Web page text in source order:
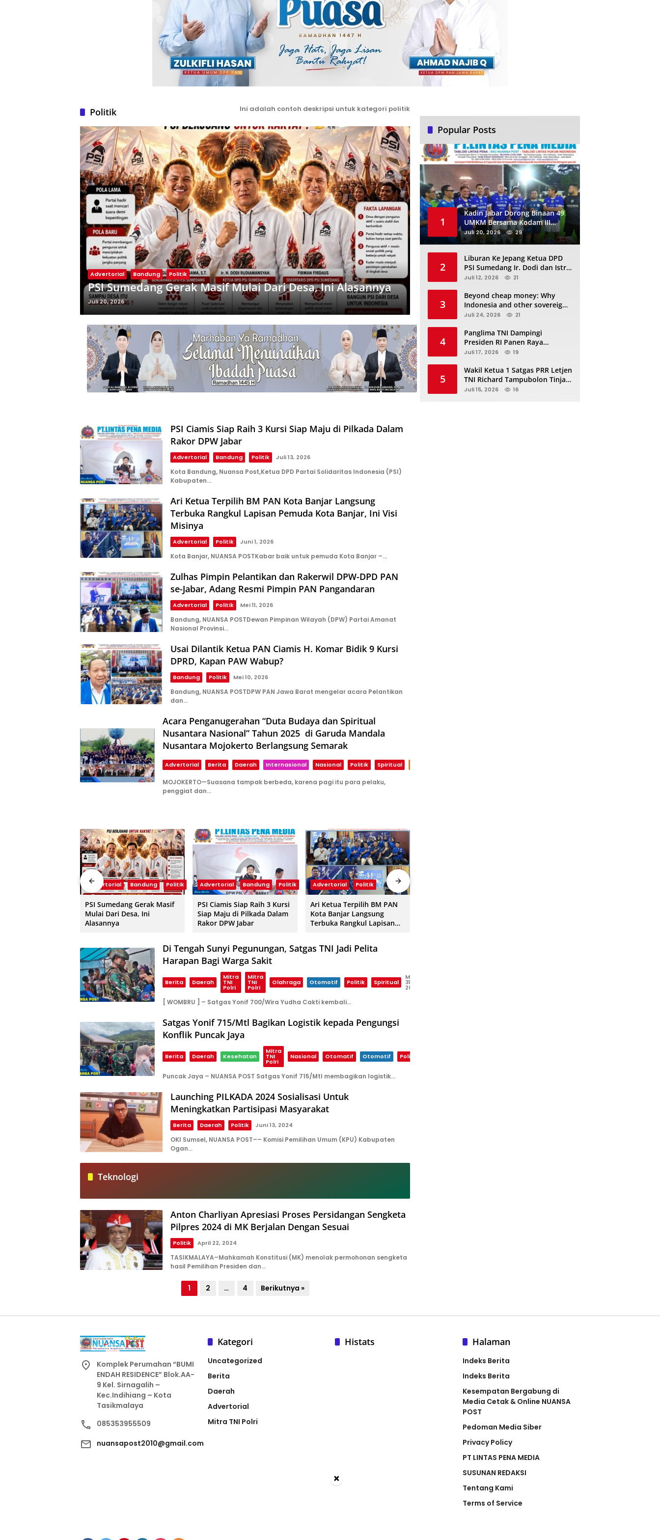
Politik Ini adalah contoh deskripsi untuk kategori politik
Advertorial Bandung Politik
PSI Sumedang Gerak Masif Mulai Dari Desa, Ini Alasannya
Juli 20, 2026
PSI Ciamis Siap Raih 3 Kursi Siap Maju di Pilkada Dalam
Rakor DPW Jabar
Advertorial Bandung Politik Juli 13, 2026
Kota Bandung, Nuansa Post,Ketua DPD Partai Solidaritas Indonesia (PSI)
Kabupaten…
Ari Ketua Terpilih BM PAN Kota Banjar Langsung
Terbuka Rangkul Lapisan Pemuda Kota Banjar, Ini Visi
Misinya
Advertorial Politik Juni 1, 2026
Kota Banjar, NUANSA POSTKabar baik untuk pemuda Kota Banjar –…
Zulhas Pimpin Pelantikan dan Rakerwil DPW-DPD PAN
se-Jabar, Adang Resmi Pimpin PAN Pangandaran
Advertorial Politik Mei 11, 2026
Bandung, NUANSA POSTDewan Pimpinan Wilayah (DPW) Partai Amanat
Nasional Provinsi…
Usai Dilantik Ketua PAN Ciamis H. Komar Bidik 9 Kursi
DPRD, Kapan PAW Wabup?
Bandung Politik Mei 10, 2026
Bandung, NUANSA POSTDPW PAN Jawa Barat mengelar acara Pelantikan
dan…
Acara Penganugerahan “Duta Budaya dan Spiritual
Nusantara Nasional” Tahun 2025 di Garuda Mandala
Nusantara Mojokerto Berlangsung Semarak
Advertorial Berita Daerah Internasional Nasional Politik Spiritual
MOJOKERTO—Suasana tampak berbeda, karena pagi itu para pelaku,
penggiat dan…
Advertorial Bandung Politik
PSI Sumedang Gerak Masif
Mulai Dari Desa, Ini
Alasannya
Advertorial Bandung Politik
PSI Ciamis Siap Raih 3 Kursi
Siap Maju di Pilkada Dalam
Rakor DPW Jabar
Advertorial Politik
Ari Ketua Terpilih BM PAN
Kota Banjar Langsung
Terbuka Rangkul Lapisan
Di Tengah Sunyi Pegunungan, Satgas TNI Jadi Pelita
Harapan Bagi Warga Sakit
Berita Daerah
Mitra
TNI
Polri
Mitra
TNI
Polri
Olahraga Otomotif Politik Spiritual
Mei
31,
2025
[ WOMBRU ] – Satgas Yonif 700/Wira Yudha Cakti kembali…
Satgas Yonif 715/Mtl Bagikan Logistik kepada Pengungsi
Konflik Puncak Jaya
Berita Daerah Kesehatan
Mitra
TNI
Polri
Nasional Otomatif Otomotif Politik
Puncak Jaya – NUANSA POST Satgas Yonif 715/Mtl membagikan logistik…
Launching PILKADA 2024 Sosialisasi Untuk
Meningkatkan Partisipasi Masyarakat
Berita Daerah Politik Juni 13, 2024
OKI Sumsel, NUANSA POST–– Komisi Pemilihan Umum (KPU) Kabupaten
Ogan…
Teknologi
Anton Charliyan Apresiasi Proses Persidangan Sengketa
Pilpres 2024 di MK Berjalan Dengan Sesuai
Politik April 22, 2024
TASIKMALAYA–Mahkamah Konstitusi (MK) menolak permohonan sengketa
hasil Pemilihan Presiden dan…
1 2 … 4 Berikutnya »
Popular Posts
1
Kadin Jabar Dorong Binaan 49
UMKM Bersama Kodam III
Siliwangi Sambil Nobar Final
Piala Dunia, Akan Ada Investor
Juli 20, 2026 29
2
Liburan Ke Jepang Ketua DPD
PSI Sumedang Ir. Dodi dan Istri
Kibarkan Bendera PSI “Jangan
Juli 12, 2026 21
3
Beyond cheap money: Why
Indonesia and other sovereigns
are turning to panda bonds
Juli 24, 2026 21
4
Panglima TNI Dampingi
Presiden RI Panen Raya
Terpadu TNI, Perkuat
Juli 17, 2026 19
5
Wakil Ketua 1 Satgas PRR Letjen
TNI Richard Tampubolon Tinjau
Padang Sidimpuan dan
Juli 15, 2026 16
Komplek Perumahan “BUMI
ENDAH RESIDENCE” Blok.AA-
9 Kel. Sirnagalih –
Kec.Indihiang – Kota
Tasikmalaya
085353955509
nuansapost2010@gmail.com
Kategori
Uncategorized
Berita
Daerah
Advertorial
Mitra TNI Polri
Histats Halaman
Indeks Berita
Indeks Berita
Kesempatan Bergabung di
Media Cetak & Online NUANSA
POST
Pedoman Media Siber
Privacy Policy
PT LINTAS PENA MEDIA
SUSUNAN REDAKSI
Tentang Kami
Terms of Service
×